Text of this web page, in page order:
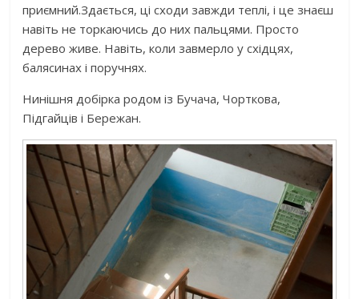
приємний.Здається, ці сходи завжди теплі, і це знаєш
навіть не торкаючись до них пальцями. Просто
дерево живе. Навіть, коли завмерло у східцях,
балясинах і поручнях.
Нинішня добірка родом із Бучача, Чорткова,
Підгайців і Бережан.